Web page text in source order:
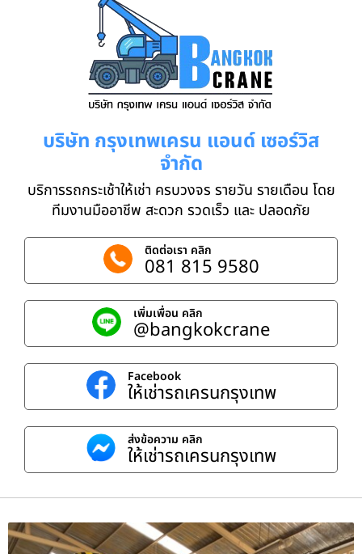
บริษัท กรุงเทพเครน แอนด์ เซอร์วิส
จำกัด
บริการรถกระเช้าให้เช่า ครบวงจร รายวัน รายเดือน โดย
ทีมงานมืออาชีพ สะดวก รวดเร็ว และ ปลอดภัย
ติดต่อเรา คลิก
081 815 9580
เพิ่มเพื่อน คลิก
@bangkokcrane
Facebook
ให้เช่ารถเครนกรุงเทพ
ส่งข้อความ คลิก
ให้เช่ารถเครนกรุงเทพ